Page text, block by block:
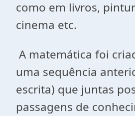
como em livros,
cinema etc.
A matemática foi
uma sequência
escrita) que juntas
passagens de